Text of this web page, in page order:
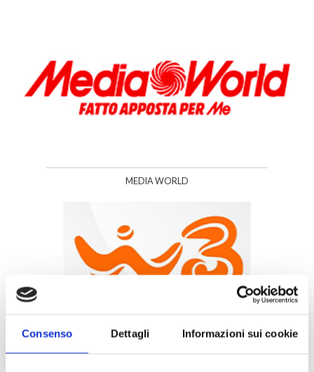
Consenso Dettagli Informazioni sui cookie
MEDIA WORLD